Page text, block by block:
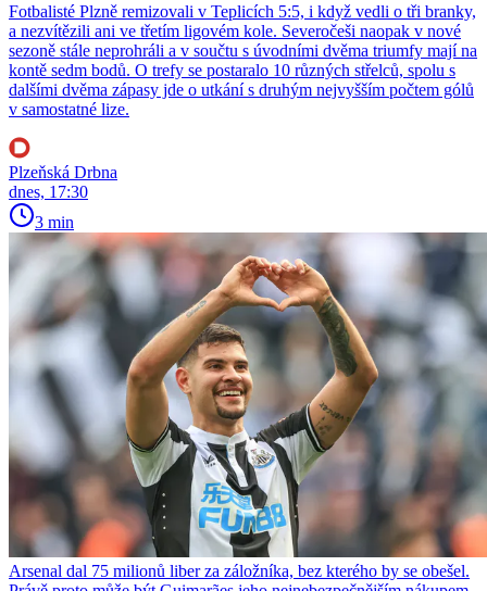
Fotbalisté Plzně remizovali v Teplicích 5:5, i když vedli o tři branky,
a nezvítězili ani ve třetím ligovém kole. Severočeši naopak v nové
sezoně stále neprohráli a v součtu s úvodními dvěma triumfy mají na
kontě sedm bodů. O trefy se postaralo 10 různých střelců, spolu s
dalšími dvěma zápasy jde o utkání s druhým nejvyšším počtem gólů
v samostatné lize.
Plzeňská Drbna
dnes, 17:30
3 min
Arsenal dal 75 milionů liber za záložníka, bez kterého by se obešel.